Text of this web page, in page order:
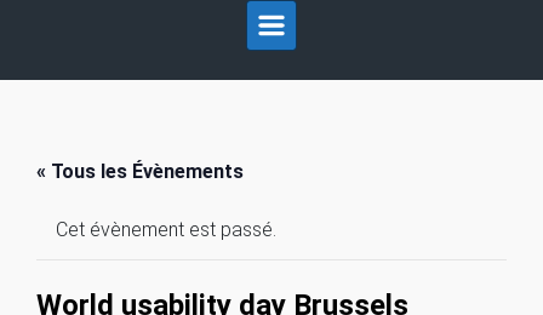
« Tous les Évènements
Cet évènement est passé.
World usability day Brussels